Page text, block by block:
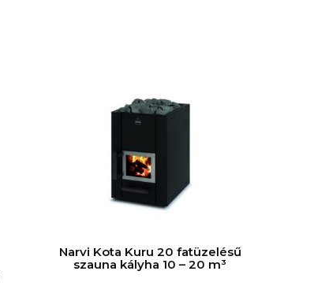
Narvi Kota Kuru 20 fatüzelésű
szauna kályha 10 – 20 m³